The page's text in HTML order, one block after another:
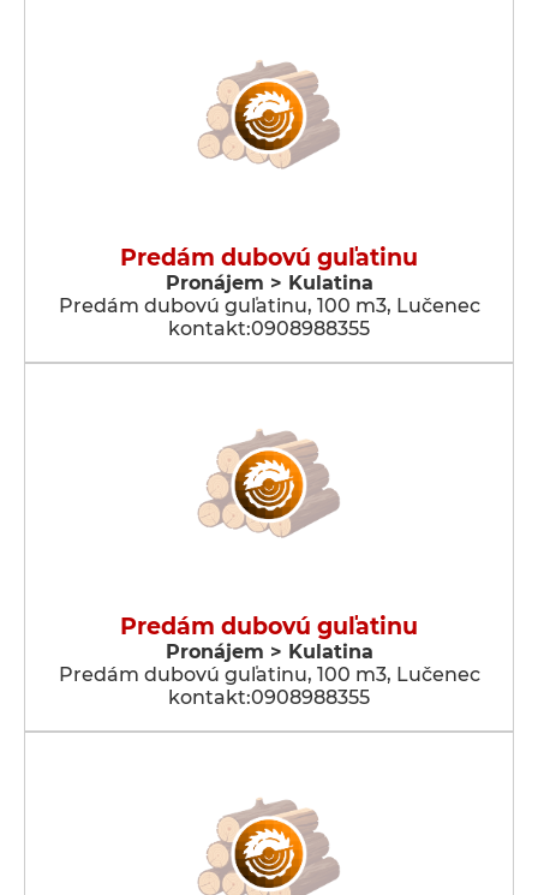
Predám dubovú guľatinu
Pronájem > Kulatina
Predám dubovú guľatinu, 100 m3, Lučenec
kontakt:0908988355
Predám dubovú guľatinu
Pronájem > Kulatina
Predám dubovú guľatinu, 100 m3, Lučenec
kontakt:0908988355